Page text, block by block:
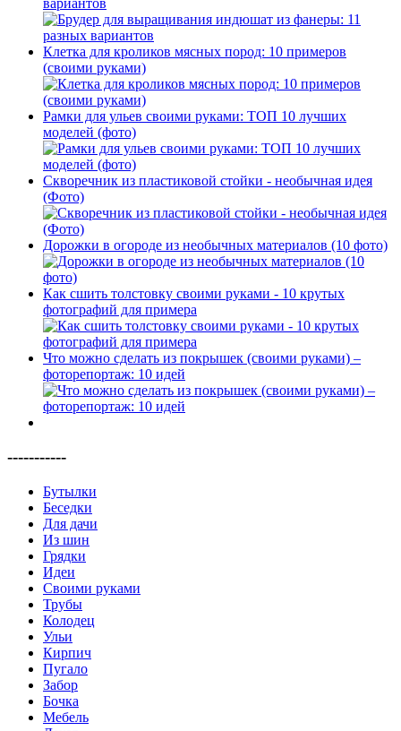
Клетка для кроликов мясных пород: 10 примеров
(своими руками)
Рамки для ульев своими руками: ТОП 10 лучших
моделей (фото)
Скворечник из пластиковой стойки - необычная идея
(Фото)
Дорожки в огороде из необычных материалов (10 фото)
Как сшить толстовку своими руками - 10 крутых
фотографий для примера
Что можно сделать из покрышек (своими руками) –
фоторепортаж: 10 идей
-----------
Бутылки
Беседки
Для дачи
Из шин
Грядки
Идеи
Своими руками
Трубы
Колодец
Ульи
Кирпич
Пугало
Забор
Бочка
Мебель